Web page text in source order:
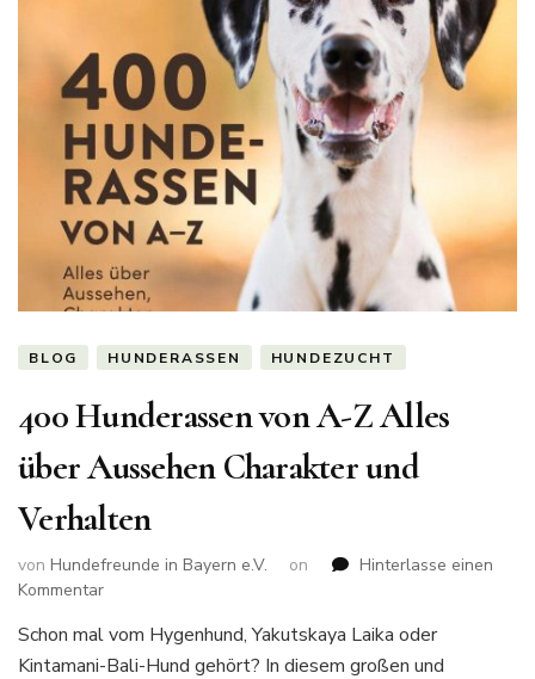
BLOG HUNDERASSEN HUNDEZUCHT
400 Hunderassen von A-Z Alles
über Aussehen Charakter und
Verhalten
von Hundefreunde in Bayern e.V. on
Hinterlasse einen
Kommentarzu
Hunderassen
von
Schon mal vom Hygenhund, Yakutskaya Laika oder
Kintamani-Bali-Hund gehört? In diesem großen und